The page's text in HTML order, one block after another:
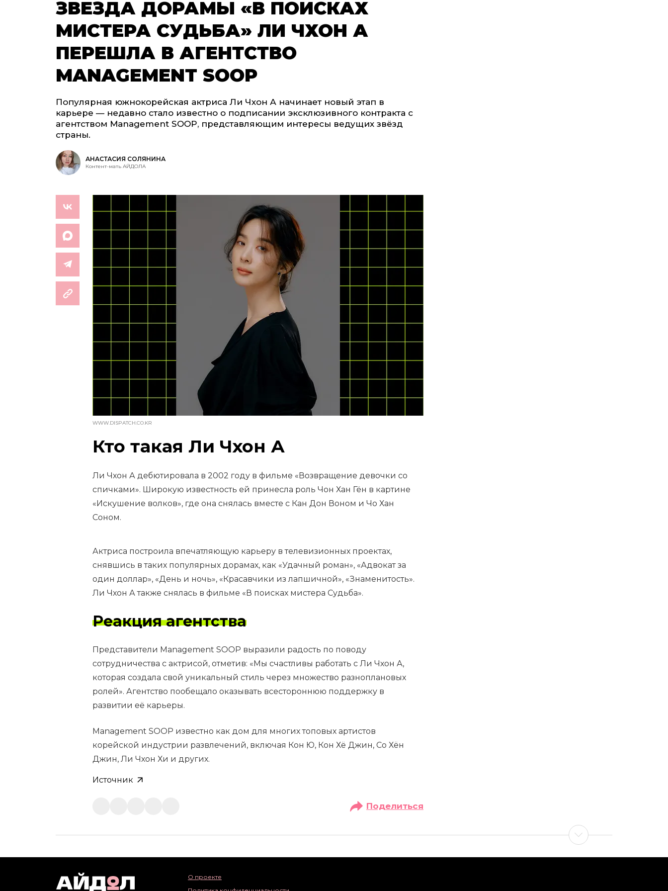
ЗВЕЗДА ДОРАМЫ «В ПОИСКАХ
МИСТЕРА СУДЬБА» ЛИ ЧХОН А
ПЕРЕШЛА В АГЕНТСТВО
MANAGEMENT SOOP
Популярная южнокорейская актриса Ли Чхон А начинает новый этап в
карьере — недавно стало известно о подписании эксклюзивного контракта с
агентством Management SOOP, представляющим интересы ведущих звёзд
страны.
АНАСТАСИЯ СОЛЯНИНА
Контент-мать АЙДОЛА
WWW.DISPATCH.CO.KR
Кто такая Ли Чхон А
Ли Чхон А дебютировала в 2002 году в фильме «Возвращение девочки со
спичками». Широкую известность ей принесла роль Чон Хан Гён в картине
«Искушение волков», где она снялась вместе с Кан Дон Воном и Чо Хан
Соном.
Актриса построила впечатляющую карьеру в телевизионных проектах,
снявшись в таких популярных дорамах, как «Удачный роман», «Адвокат за
один доллар», «День и ночь», «Красавчики из лапшичной», «Знаменитость».
Ли Чхон А также снялась в фильме «В поисках мистера Судьба».
Реакция агентства
Представители Management SOOP выразили радость по поводу
сотрудничества с актрисой, отметив: «Мы счастливы работать с Ли Чхон А,
которая создала свой уникальный стиль через множество разноплановых
ролей». Агентство пообещало оказывать всестороннюю поддержку в
развитии её карьеры.
Management SOOP известно как дом для многих топовых артистов
корейской индустрии развлечений, включая Кон Ю, Кон Хё Джин, Со Хён
Джин, Ли Чхон Хи и других.
Источник
Поделиться
О проекте